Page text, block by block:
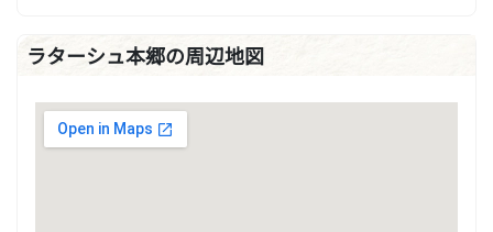
ラターシュ本郷の周辺地図